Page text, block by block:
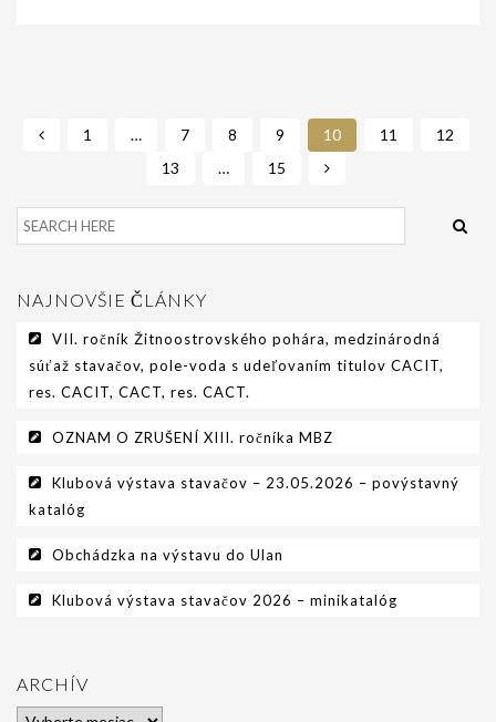
1 … 7 8 9 10 11
12
13
… 15
NAJNOVŠIE ČLÁNKY
VII. ročník Žitnoostrovského pohára, medzinárodná
súťaž stavačov, pole-voda s udeľovaním titulov CACIT,
res. CACIT, CACT, res. CACT.
OZNAM O ZRUŠENÍ XIII. ročníka MBZ
Klubová výstava stavačov – 23.05.2026 – povýstavný
katalóg
Obchádzka na výstavu do Ulan
Klubová výstava stavačov 2026 – minikatalóg
ARCHÍV